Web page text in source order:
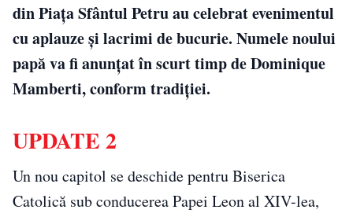
din Piața Sfântul Petru au celebrat evenimentul
cu aplauze și lacrimi de bucurie. Numele noului
papă va fi anunțat în scurt timp de Dominique
Mamberti, conform tradiției.
UPDATE 2
Un nou capitol se deschide pentru Biserica
Catolică sub conducerea Papei Leon al XIV-lea,